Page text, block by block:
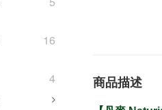
16
4
商品描述